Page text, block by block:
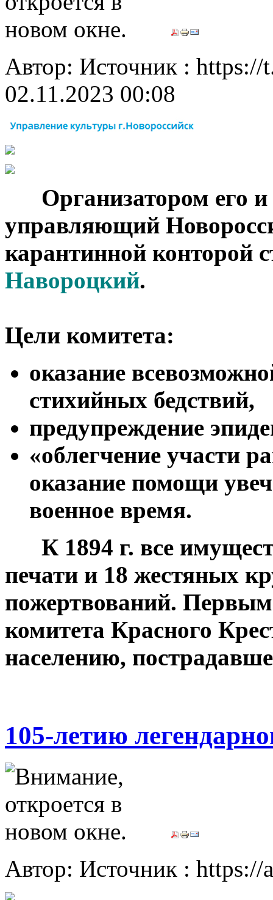
Автор: Источник :
02.11.2023 00:08
Организатором его
управляющий
карантинной
Навороцкий.
Цели комитета:
оказание
стихийных бедствий,
предупреждение
«облегчение участи
оказание помощи
военное время.
К 1894 г. все
печати и 18 жестяных
пожертвований.
комитета Красного
населению,
105-летию
Автор: Источник :